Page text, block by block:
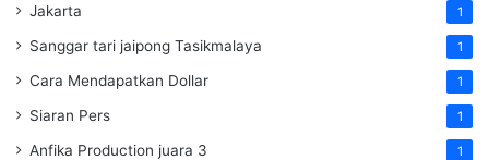
Jakarta 1
Sanggar tari jaipong Tasikmalaya 1
Cara Mendapatkan Dollar 1
Siaran Pers 1
Anfika Production juara 3 1